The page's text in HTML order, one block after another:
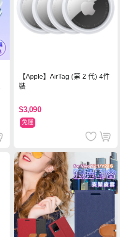
【Apple】AirTag (第 2 代) 4件
裝
$3,090
免運